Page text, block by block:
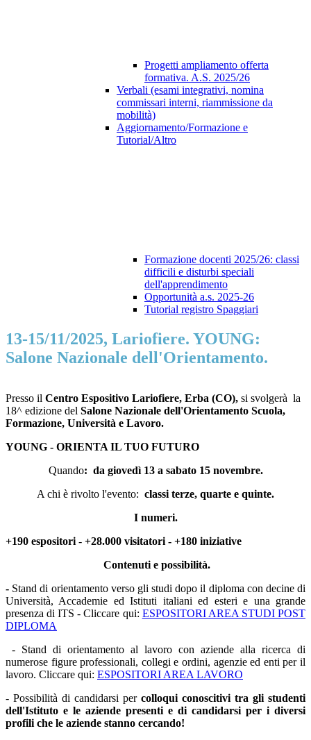
Progetti ampliamento offerta
formativa. A.S. 2025/26
Verbali (esami integrativi, nomina
commissari interni, riammissione da
mobilità)
Aggiornamento/Formazione e
Tutorial/Altro
Formazione docenti 2025/26: classi
difficili e disturbi speciali
dell'apprendimento
Opportunità a.s. 2025-26
Tutorial registro Spaggiari
13-15/11/2025, Lariofiere. YOUNG:
Salone Nazionale dell'Orientamento.
Presso il Centro Espositivo Lariofiere, Erba (CO), si svolgerà la
18^ edizione del Salone Nazionale dell'Orientamento Scuola,
Formazione, Università e Lavoro.
YOUNG - ORIENTA IL TUO FUTURO
Quando: da giovedì 13 a sabato 15 novembre.
A chi è rivolto l'evento: classi terze, quarte e quinte.
I numeri.
+190 espositori - +28.000 visitatori - +180 iniziative
Contenuti e possibilità.
- Stand di orientamento verso gli studi dopo il diploma con decine di
Università, Accademie ed Istituti italiani ed esteri e una grande
presenza di ITS - Cliccare qui: ESPOSITORI AREA STUDI POST
DIPLOMA
- Stand di orientamento al lavoro con aziende alla ricerca di
numerose figure professionali, collegi e ordini, agenzie ed enti per il
lavoro. Cliccare qui: ESPOSITORI AREA LAVORO
- Possibilità di candidarsi per colloqui conoscitivi tra gli studenti
dell'Istituto e le aziende presenti e di candidarsi per i diversi
profili che le aziende stanno cercando!